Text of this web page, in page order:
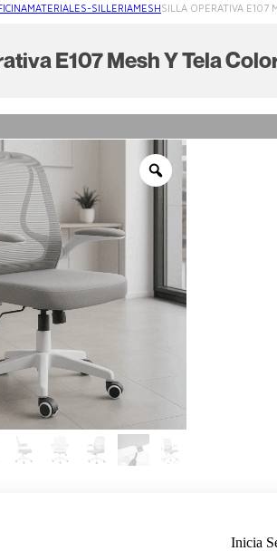
MATERIALES-SILLERIAMESHSILLA OPERATIVA E107
E107 Mesh Y Tela
Inicia